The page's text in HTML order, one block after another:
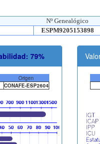
Nº Genealógico
ESPM9205153898
79%
Origen
CONAFE-ESP2604